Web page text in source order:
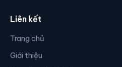
Liên kết
Trang chủ
Giới thiệu